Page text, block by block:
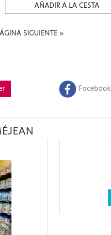
AÑADIR A LA CESTA
SIGUIENTE »
Facebook